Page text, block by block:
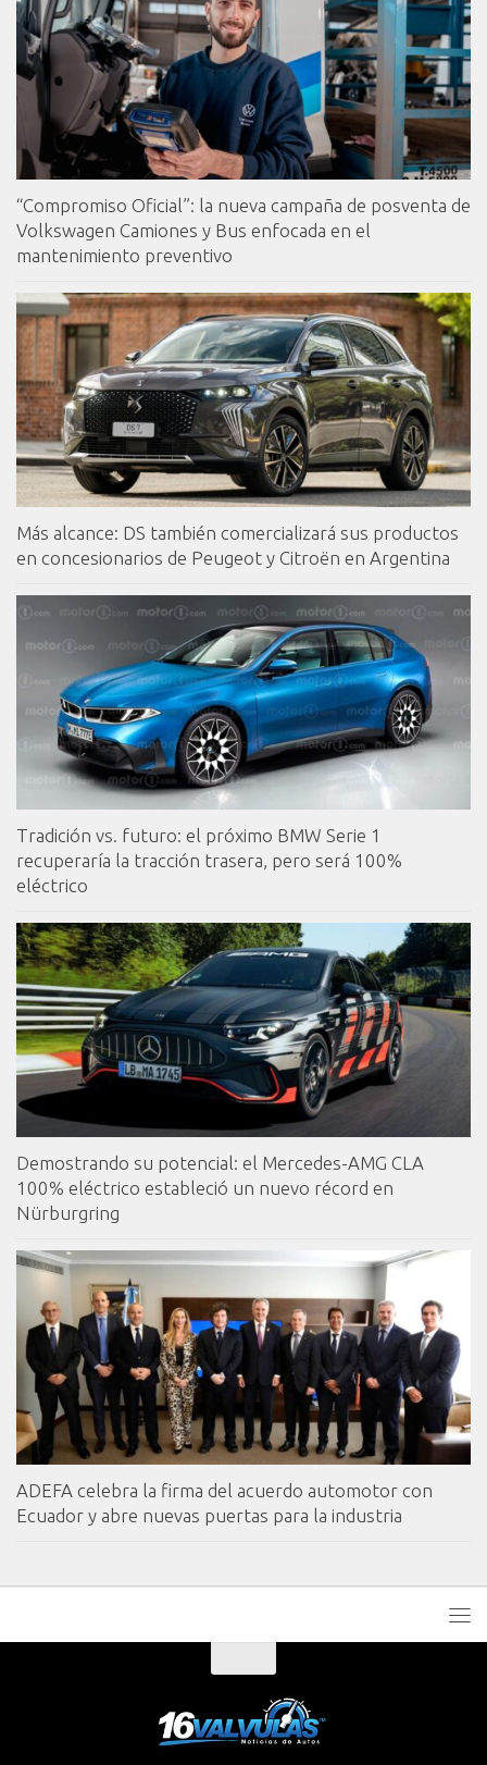
“Compromiso Oficial”: la nueva campaña de posventa de
Volkswagen Camiones y Bus enfocada en el
mantenimiento preventivo
Más alcance: DS también comercializará sus productos
en concesionarios de Peugeot y Citroën en Argentina
Tradición vs. futuro: el próximo BMW Serie 1
recuperaría la tracción trasera, pero será 100%
eléctrico
Demostrando su potencial: el Mercedes-AMG CLA
100% eléctrico estableció un nuevo récord en
Nürburgring
ADEFA celebra la firma del acuerdo automotor con
Ecuador y abre nuevas puertas para la industria